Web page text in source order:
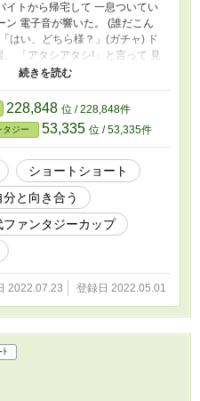
イトから帰宅して 一息ついてい
ン 電子音が響いた。 (誰だこん
はい、どちら様？」(ガチャ) ド
、 「アタシアタシ!」と言って 見
が 駆け込んできた。 (どこかで会
んなことを考えている暇ではな
、ちょっと待って下さい！」 制
スチャーをすると、 「入っち
ませた彼女を見て、 見事に俺
それに、彼女は怪我をしてい
膝を擦り剥いていて、 見た目は
偶然、俺も転んだばかりで 他
った。 という訳で、手当のた
に上げることにした。
228,848 位 / 228,848件
タジー 53,335 位 / 53,335件
ショートショート
分と向き合う
ァンタジーカップ
2022.07.23 登録日 2022.05.01
ﾄ